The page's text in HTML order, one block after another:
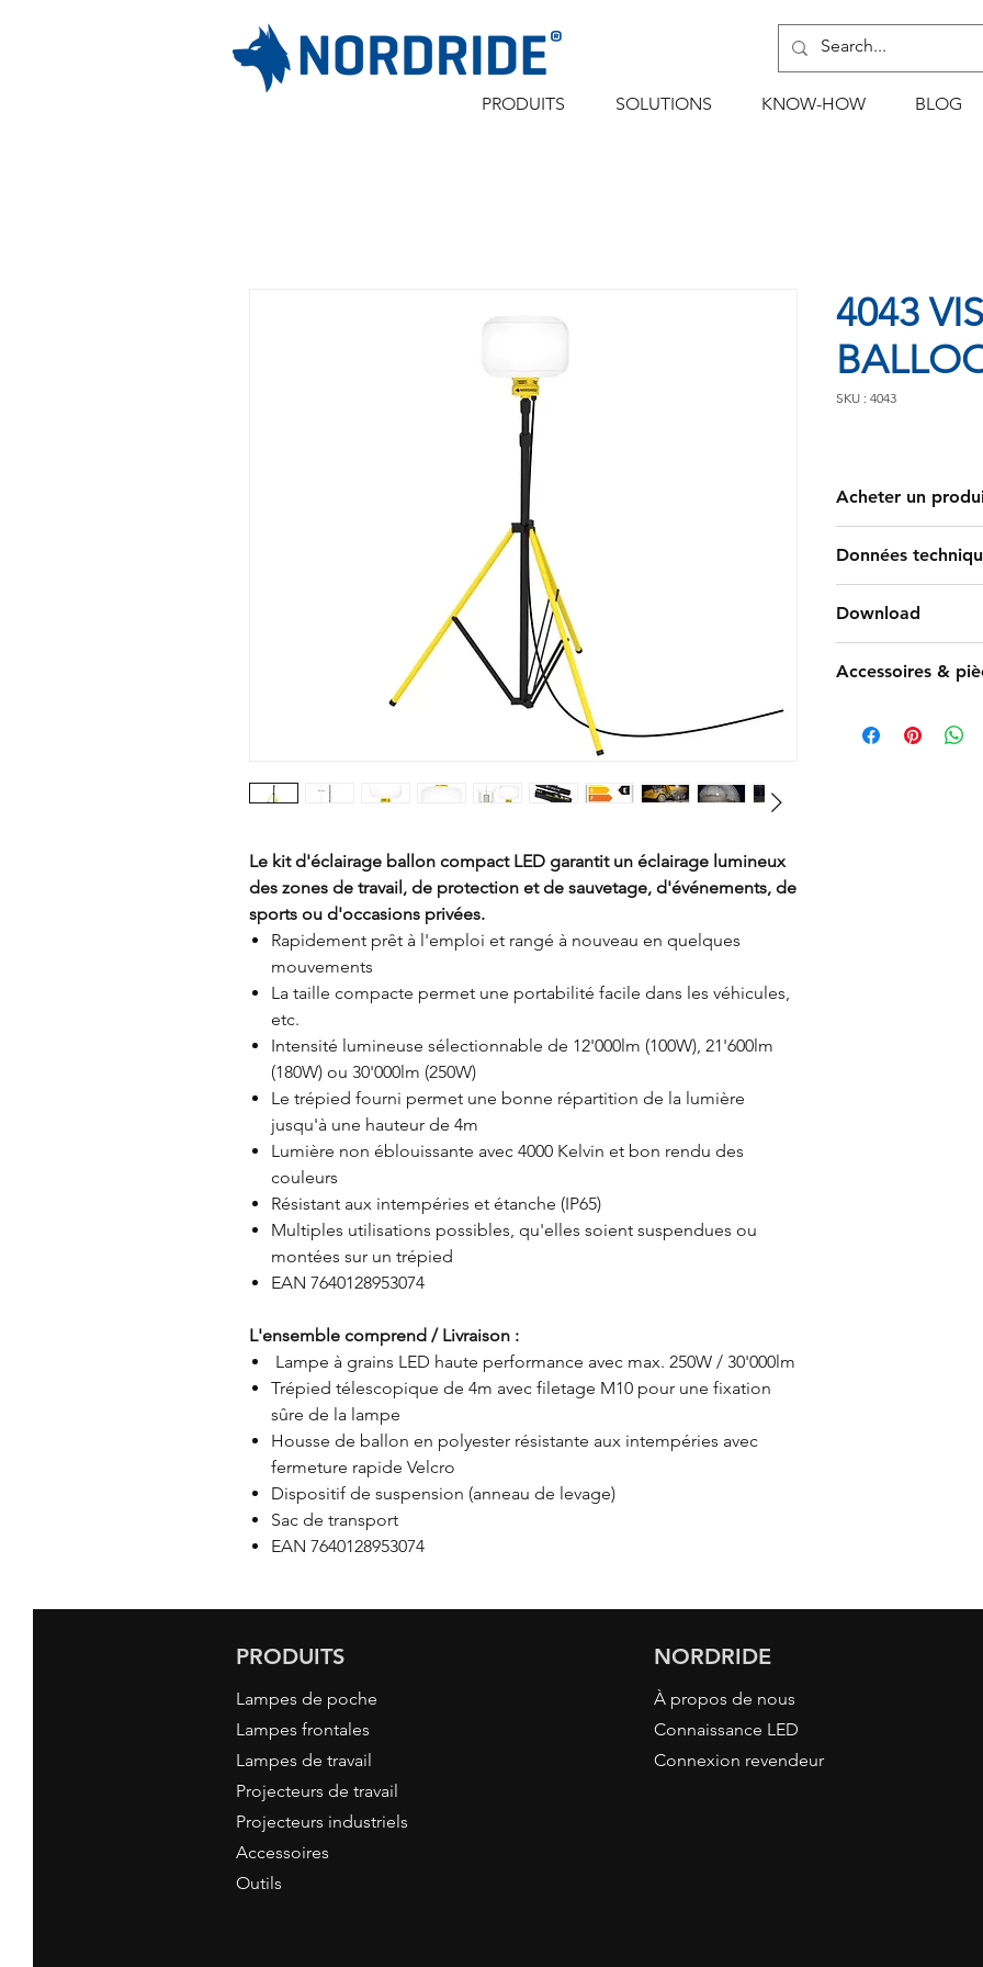
PRODUITS SOLUTIONS KNOW-HOW BLOG
Le kit d'éclairage ballon compact LED garantit un éclairage lumineux
des zones de travail, de protection et de sauvetage, d'événements, de
sports ou d'occasions privées.
Rapidement prêt à l'emploi et rangé à nouveau en quelques
mouvements
La taille compacte permet une portabilité facile dans les véhicules,
etc.
Intensité lumineuse sélectionnable de 12'000lm (100W), 21'600lm
(180W) ou 30'000lm (250W)
Le trépied fourni permet une bonne répartition de la lumière
jusqu'à une hauteur de 4m
Lumière non éblouissante avec 4000 Kelvin et bon rendu des
couleurs
Résistant aux intempéries et étanche (IP65)
Multiples utilisations possibles, qu'elles soient suspendues ou
montées sur un trépied
EAN 7640128953074
L'ensemble comprend / Livraison :
Lampe à grains LED haute performance avec max. 250W / 30'000lm
Trépied télescopique de 4m avec filetage M10 pour une fixation
sûre de la lampe
Housse de ballon en polyester résistante aux intempéries avec
fermeture rapide Velcro
Dispositif de suspension (anneau de levage)
Sac de transport
EAN 7640128953074
4043
SKU : 4043
Acheter un
Données
(250W)
4000 kelvins
IRC/Ra >80
IK08
Download
DE/FR/IT/EN
DE/FR/IT/EN
Accessoires &
Set
PRODUITS
Lampes de poche
Lampes frontales
Lampes de travail
Projecteurs de travail
Projecteurs industriels
Accessoires
Outils
NORDRIDE
À propos de nous
Connaissance LED
Connexion revendeur